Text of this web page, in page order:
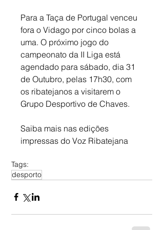
Para a Taça de Portugal venceu
fora o Vidago por cinco bolas a
uma. O próximo jogo do
campeonato da II Liga está
agendado para sábado, dia 31
de Outubro, pelas 17h30, com
os ribatejanos a visitarem o
Grupo Desportivo de Chaves.
Saiba mais nas edições
impressas do Voz Ribatejana
Tags:
desporto